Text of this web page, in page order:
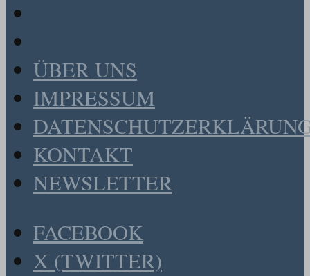
ÜBER UNS
IMPRESSUM
KONTAKT
NEWSLETTER
FACEBOOK
X (TWITTER)